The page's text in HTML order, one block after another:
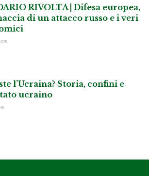
RIVOLTA | Difesa europea,
di un attacco russo e i veri
l’Ucraina? Storia, confini e
ucraino